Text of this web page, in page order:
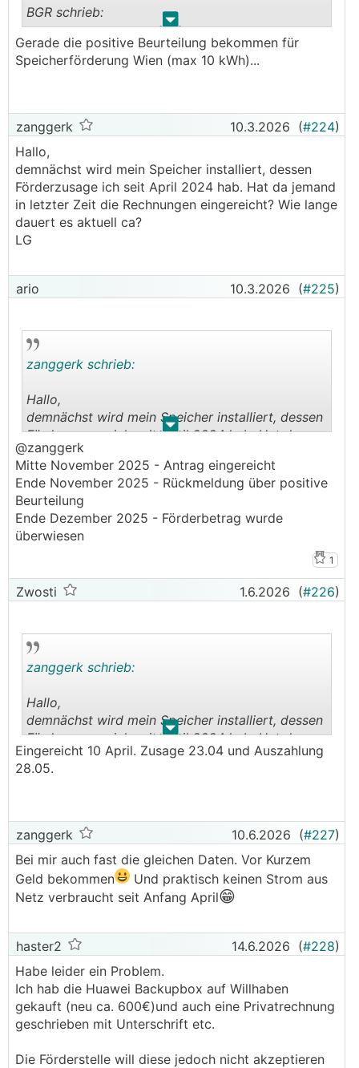
───────────────
Hi,
Die Frage ist nur ob man diese Rechnung
einreichen kann.
LG
. .
BGR schrieb:
──────..
ThinkAbout05 schrieb: sorry für die dumme frage
noch gefördert?
───────────────
Im Moment gibt's keine reine Speicherförderung.
Und was noch kommt wird man sehen ...
───────────────
M.E. gibt's es in Wien noch (bis 10 kWh). Auf
beantragt aber noch keine Antwort :)...
Gerade die positive Beurteilung bekommen für
Speicherförderung Wien (max 10 kWh)...
zanggerk 10.3.2026 (#224)
Hallo,
demnächst wird mein Speicher installiert, dessen
Förderzusage ich seit April 2024 hab. Hat da jemand
in letzter Zeit die Rechnungen eingereicht? Wie lange
dauert es aktuell ca?
LG
ario 10.3.2026 (#225)
. .
zanggerk schrieb:
Hallo,
demnächst wird mein Speicher installiert, dessen
Förderzusage ich seit April 2024 hab. Hat da
jemand in letzter Zeit die Rechnungen
eingereicht? Wie lange dauert es aktuell ca?
LG
@zanggerk
Mitte November 2025 - Antrag eingereicht
Ende November 2025 - Rückmeldung über positive
Beurteilung
Ende Dezember 2025 - Förderbetrag wurde
überwiesen
1
Zwosti 1.6.2026 (#226)
. .
zanggerk schrieb:
Hallo,
demnächst wird mein Speicher installiert, dessen
Förderzusage ich seit April 2024 hab. Hat da
jemand in letzter Zeit die Rechnungen
eingereicht? Wie lange dauert es aktuell ca?
Eingereicht 10 April. Zusage 23.04 und Auszahlung
28.05.
zanggerk 10.6.2026 (#227)
Bei mir auch fast die gleichen Daten. Vor Kurzem
Geld bekommen
Und praktisch keinen Strom aus
Netz verbraucht seit Anfang April😁
haster2 14.6.2026 (#228)
Habe leider ein Problem.
Ich hab die Huawei Backupbox auf Willhaben
gekauft (neu ca. 600€)und auch eine Privatrechnung
geschrieben mit Unterschrift etc.
Die Förderstelle will diese jedoch nicht akzeptieren